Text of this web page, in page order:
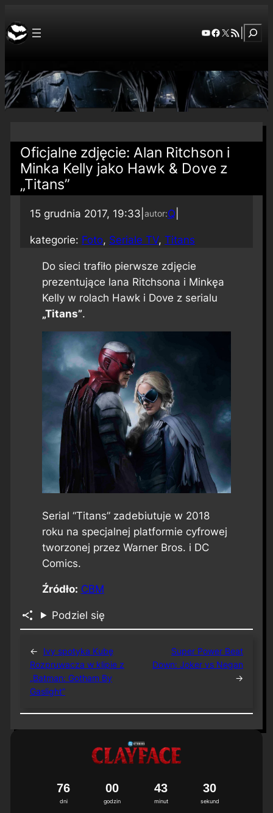
YouTube
Facebook
X RSS Feed
Oficjalne zdjęcie: Alan Ritchson i
Minka Kelly jako Hawk & Dove z
„Titans”
15 grudnia 2017, 19:33 autor:Q
kategorie: Foto, Seriale TV, Titans
Do sieci trafiło pierwsze zdjęcie
prezentujące lana Ritchsona i Minkęa
Kelly w rolach Hawk i Dove z serialu
„Titans”.
Serial “Titans” zadebiutuje w 2018
roku na specjalnej platformie cyfrowej
tworzonej przez Warner Bros. i DC
Comics.
Źródło: CBM
Podziel się
←
Ivy spotyka Kubę
Rozpruwacza w klipie z
„Batman: Gotham By
Gaslight”
Super Power Beat
Down: Joker vs Negan
→
dni
76
godzin
00
minut
43
sekund
2
3
9
0